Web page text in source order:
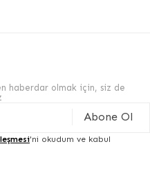
haberdar olmak için, siz de
Abone Ol
'ni okudum ve kabul